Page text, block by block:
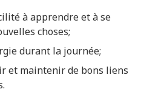
à apprendre et à se
choses;
durant la journée;
et maintenir de bons liens